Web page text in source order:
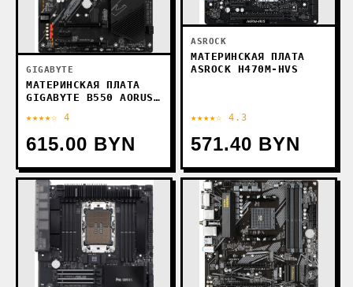
GIGABYTE
МАТЕРИНСКАЯ ПЛАТА
GIGABYTE B550 AORUS
★★★★☆ 4
615.00 BYN
ASROCK
МАТЕРИНСКАЯ ПЛАТА
ASROCK H470M-HVS
★★★★☆ 4.3
571.40 BYN